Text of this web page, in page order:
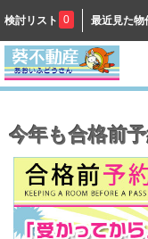
検討リスト 0 最近見た物
今年も合格前